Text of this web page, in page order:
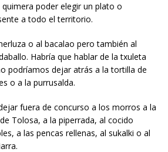
poder elegir un plato o
a todo el territorio.
o al bacalao pero también al
Habría que hablar de la txuleta
podríamos dejar atrás a la tortilla de
o a la purrusalda.
fuera de concurso a los morros a la
Tolosa, a la piperrada, al cocido
a las pencas rellenas, al sukalki o al